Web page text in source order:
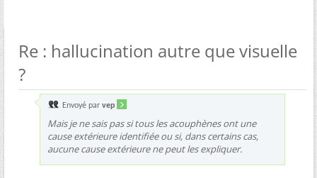
Re : hallucination autre que visuelle
?
Envoyé par vep
Mais je ne sais pas si tous les acouphènes ont une
cause extérieure identifiée ou si, dans certains cas,
aucune cause extérieure ne peut les expliquer.